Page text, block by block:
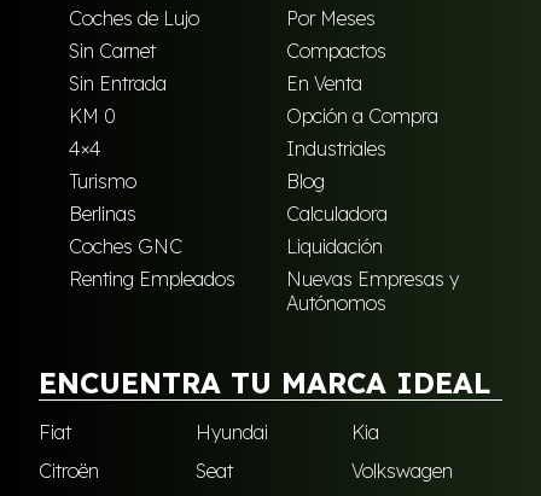
Coches de Lujo
Por Meses
Sin Carnet
Compactos
Sin Entrada
En Venta
KM 0
Opción a Compra
4×4
Industriales
Turismo
Blog
Berlinas
Calculadora
Coches GNC
Liquidación
Renting Empleados
Nuevas Empresas y
Autónomos
ENCUENTRA TU MARCA IDEAL
Fiat Hyundai
Kia
Citroën
Seat
Volkswagen